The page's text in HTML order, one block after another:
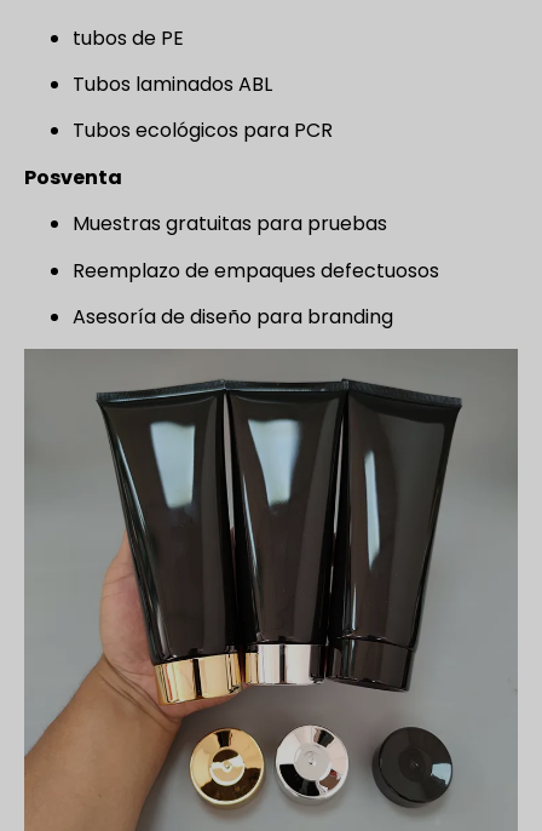
tubos de PE
Tubos laminados ABL
Tubos ecológicos para PCR
Posventa
Muestras gratuitas para pruebas
Reemplazo de empaques defectuosos
Asesoría de diseño para branding